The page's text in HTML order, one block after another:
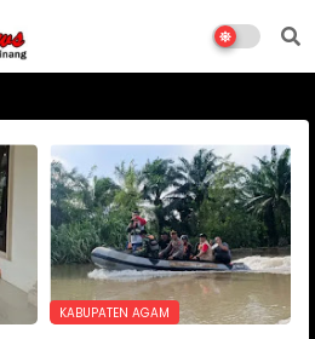
KABUPATEN AGAM